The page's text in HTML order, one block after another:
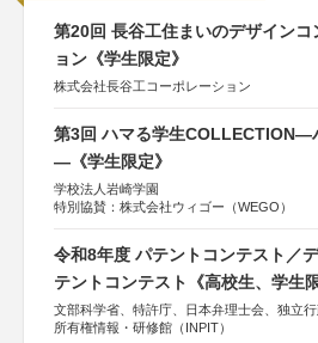
第20回 長谷工住まいのデザインコ
ョン《学生限定》
株式会社長谷工コーポレーション
第3回 ハマる学生COLLECTION―
―《学生限定》
学校法人岩崎学園
特別協賛：株式会社ウィゴー（WEGO）
令和8年度 パテントコンテスト／
テントコンテスト《高校生、学生限
文部科学省、特許庁、日本弁理士会、独立
所有権情報・研修館（INPIT）